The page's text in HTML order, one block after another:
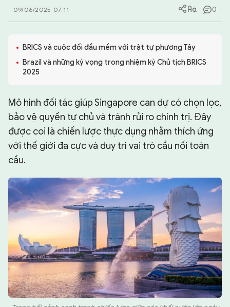
VỤ ÁN NỔI TIẾNG
CHUYÊN TRANG
09/06/2025 07:11 0
BRICS và cuộc đối đầu mềm với trật tự phương Tây
Brazil và những kỳ vọng trong nhiệm kỳ Chủ tịch BRICS
2025
Mô hình đối tác giúp Singapore can dự có chọn lọc,
bảo vệ quyền tự chủ và tránh rủi ro chính trị. Đây
được coi là chiến lược thực dụng nhằm thích ứng
với thế giới đa cực và duy trì vai trò cầu nối toàn
cầu.